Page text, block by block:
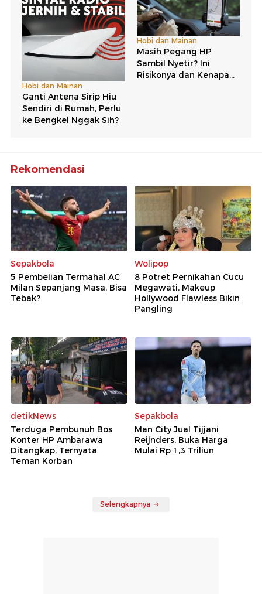
Rekomendasi
Sepakbola
5 Pembelian Termahal AC
Milan Sepanjang Masa, Bisa
Tebak?
Wolipop
8 Potret Pernikahan Cucu
Megawati, Makeup
Hollywood Flawless Bikin
Pangling
detikNews
Terduga Pembunuh Bos
Konter HP Ambarawa
Ditangkap, Ternyata
Teman Korban
Sepakbola
Man City Jual Tijjani
Reijnders, Buka Harga
Mulai Rp 1,3 Triliun
Selengkapnya